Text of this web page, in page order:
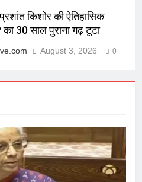
किशोर की ऐतिहासिक
30 साल पुराना गढ़ टूटा
August 3, 2026 0